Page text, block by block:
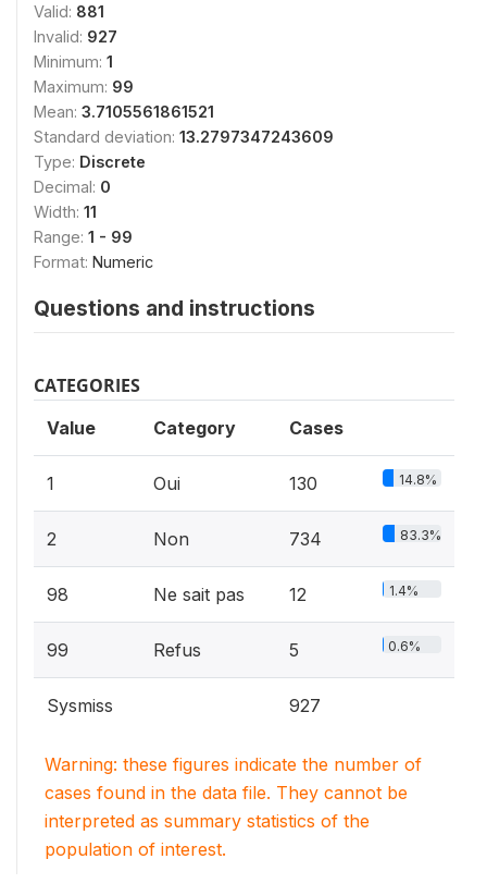
Valid: 881
Invalid: 927
Minimum: 1
Maximum: 99
Mean: 3.7105561861521
Standard deviation: 13.2797347243609
Type: Discrete
Decimal: 0
Width: 11
Range: 1 - 99
Format: Numeric
Questions and instructions
CATEGORIES
Value Category Cases
1 Oui 130 14.8%
2 Non 734 83.3%
98 Ne sait pas 12 1.4%
99 Refus 5 0.6%
Sysmiss 927
Warning: these figures indicate the number of
cases found in the data file. They cannot be
interpreted as summary statistics of the
population of interest.